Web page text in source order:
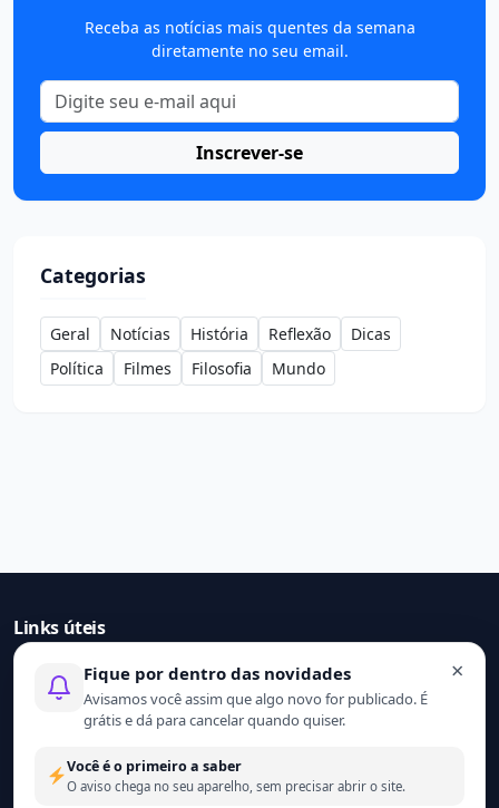
Receba as notícias mais quentes da semana
diretamente no seu email.
Inscrever-se
Categorias
Geral Notícias História Reflexão
Dicas
Política
Filmes Filosofia Mundo
Links úteis
Início
Contato
Sobre nós
Termo de uso
Política de privacidade
×
Fique por dentro das novidades
Avisamos você assim que algo novo for publicado. É
grátis e dá para cancelar quando quiser.
Você é o primeiro a saber
O aviso chega no seu aparelho, sem precisar abrir o site.